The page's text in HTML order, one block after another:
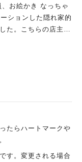
屋さんから仕入れて
KITCHEN MARK
ステ
お絵かき なっちゃ
ションした隠れ家的
た。こちらの店主さ
器や暮らしの道
になるワードが盛り
いが待っているので
眺めたり手に取るお
もとは古民家であり
たらハートマークや
す。変更される場合